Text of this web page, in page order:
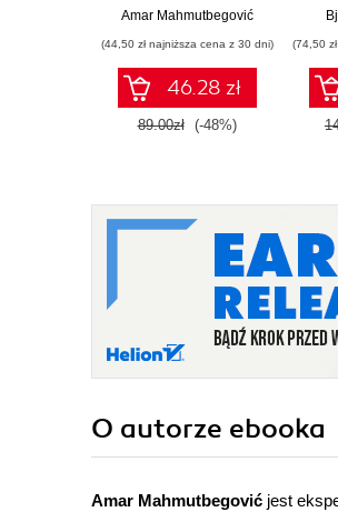
C++
Amar Mahmutbegović
(44,50 zł najniższa cena z 30 dni)
46.28 zł
89.00zł (-48%)
(74,50
O autorze ebooka
Amar Mahmutbegović jest